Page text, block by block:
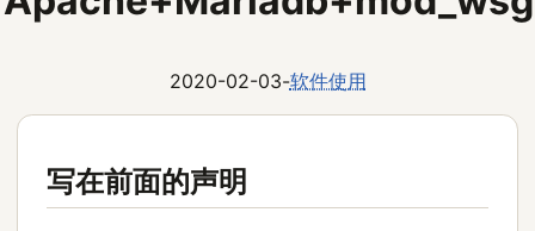
Blog
All
2020-02-03-软件使用
写在前面的声明